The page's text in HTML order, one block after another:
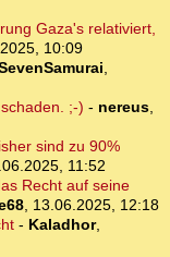
Gaza's relativiert,
10:09
,
;-) - nereus,
sind zu 90%
11:52
Recht auf seine
, 13.06.2025, 12:18
- Kaladhor,